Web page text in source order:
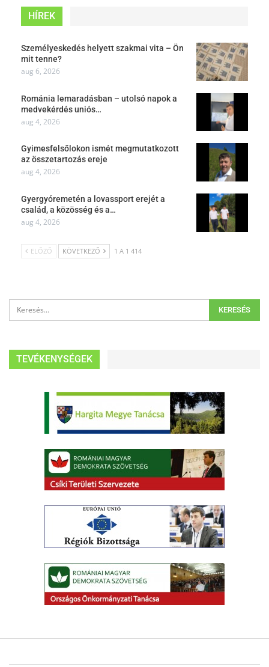
HÍREK
Személyeskedés helyett szakmai vita – Ön
mit tenne?
aug 6, 2026
Románia lemaradásban – utolsó napok a
medvekérdés uniós…
aug 4, 2026
Gyimesfelsőlokon ismét megmutatkozott
az összetartozás ereje
aug 4, 2026
Gyergyóremetén a lovassport erejét a
család, a közösség és a…
aug 4, 2026
ELŐZŐ KÖVETKEZŐ 1 A 1 414
TEVÉKENYSÉGEK